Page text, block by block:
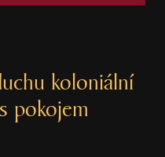
koloniální
pokojem